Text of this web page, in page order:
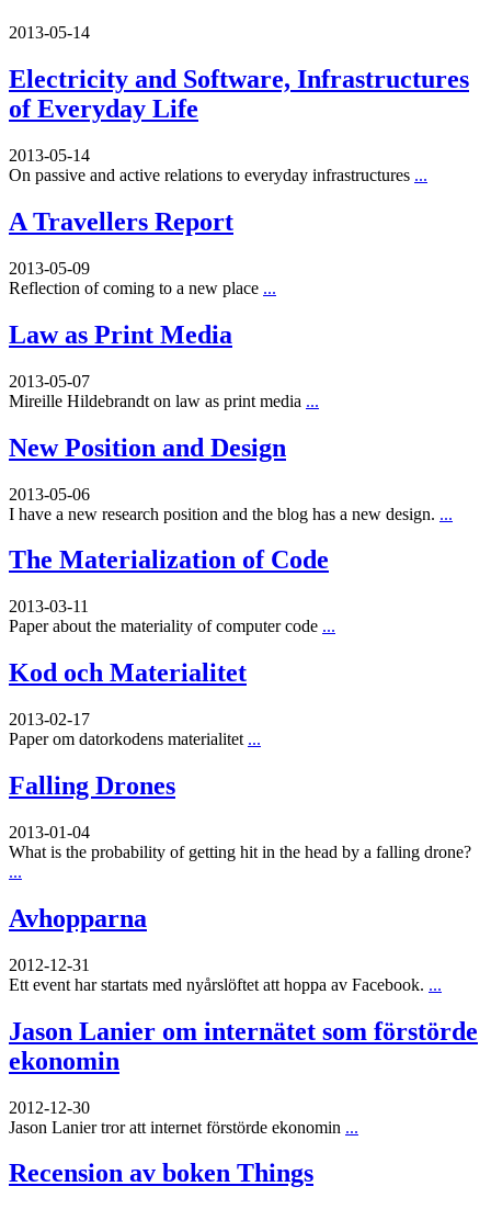
2013-05-14
Electricity and Software, Infrastructures
of Everyday Life
2013-05-14
On passive and active relations to everyday infrastructures ...
A Travellers Report
2013-05-09
Reflection of coming to a new place ...
Law as Print Media
2013-05-07
Mireille Hildebrandt on law as print media ...
New Position and Design
2013-05-06
I have a new research position and the blog has a new design. ...
The Materialization of Code
2013-03-11
Paper about the materiality of computer code ...
Kod och Materialitet
2013-02-17
Paper om datorkodens materialitet ...
Falling Drones
2013-01-04
What is the probability of getting hit in the head by a falling drone?
...
Avhopparna
2012-12-31
Ett event har startats med nyårslöftet att hoppa av Facebook. ...
Jason Lanier om internätet som förstörde
ekonomin
2012-12-30
Jason Lanier tror att internet förstörde ekonomin ...
Recension av boken Things